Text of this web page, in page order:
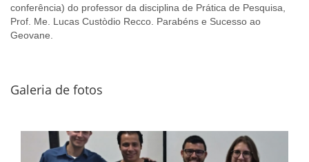
conferência) do professor da disciplina de Prática de Pesquisa,
Prof. Me. Lucas Custòdio Recco. Parabéns e Sucesso ao
Geovane.
Galeria de fotos